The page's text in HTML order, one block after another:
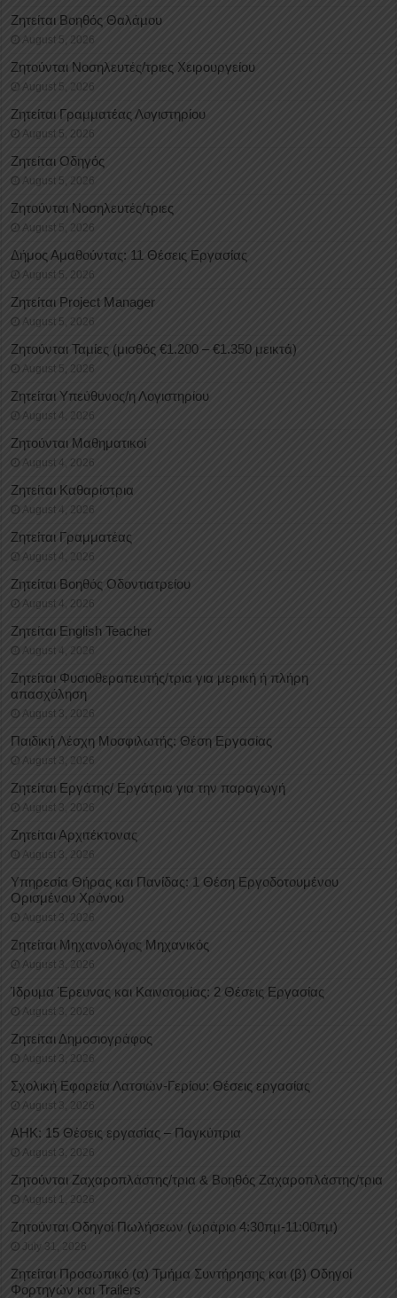
Ζητείται Βοηθός Θαλάμου
August 5, 2026
Ζητούνται Νοσηλευτές/τριες Χειρουργείου
August 5, 2026
Ζητείται Γραμματέας Λογιστηρίου
August 5, 2026
Ζητείται Οδηγός
August 5, 2026
Ζητούνται Νοσηλευτές/τριες
August 5, 2026
Δήμος Αμαθούντας: 11 Θέσεις Εργασίας
August 5, 2026
Ζητείται Project Manager
August 5, 2026
Ζητούνται Ταμίες (μισθός €1.200 – €1.350 μεικτά)
August 5, 2026
Ζητείται Υπεύθυνος/η Λογιστηρίου
August 4, 2026
Ζητούνται Μαθηματικοί
August 4, 2026
Ζητείται Καθαρίστρια
August 4, 2026
Ζητείται Γραμματέας
August 4, 2026
Ζητείται Βοηθός Οδοντιατρείου
August 4, 2026
Ζητείται English Teacher
August 4, 2026
Ζητείται Φυσιοθεραπευτής/τρια για μερική ή πλήρη
απασχόληση
August 3, 2026
Παιδική Λέσχη Μοσφιλωτής: Θέση Εργασίας
August 3, 2026
Ζητείται Εργάτης/ Εργάτρια για την παραγωγή
August 3, 2026
Ζητείται Αρχιτέκτονας
August 3, 2026
Υπηρεσία Θήρας και Πανίδας: 1 Θέση Eργοδοτουμένου
Oρισμένου Xρόνου
August 3, 2026
Ζητείται Μηχανολόγος Μηχανικός
August 3, 2026
Ίδρυμα Έρευνας και Καινοτομίας: 2 Θέσεις Εργασίας
August 3, 2026
Ζητείται Δημοσιογράφος
August 3, 2026
Σχολική Εφορεία Λατσιών-Γερίου: Θέσεις εργασίας
August 3, 2026
ΑΗΚ: 15 Θέσεις εργασίας – Παγκύπρια
August 3, 2026
Ζητούνται Ζαχαροπλάστης/τρια & Βοηθός Ζαχαροπλάστης/τρια
August 1, 2026
Ζητούνται Οδηγοί Πωλήσεων (ωράριο 4:30πμ-11:00πμ)
July 31, 2026
Ζητείται Προσωπικό (α) Τμήμα Συντήρησης και (β) Οδηγοί
Φορτηγών και Trailers